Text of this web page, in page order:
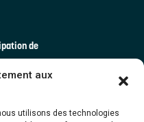
aux
utilisons des technologies
de